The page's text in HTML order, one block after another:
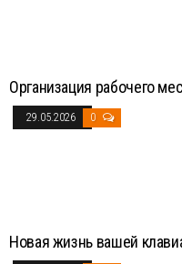
Организация рабочего
29.05.2026 0
Новая жизнь вашей